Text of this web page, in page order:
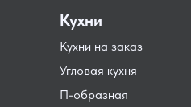
Угловая кухня
Кухни на заказ
П-образная
Кухни